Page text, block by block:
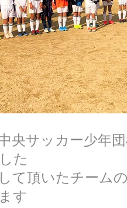
央サッカー少年
た
て頂いたチーム
す